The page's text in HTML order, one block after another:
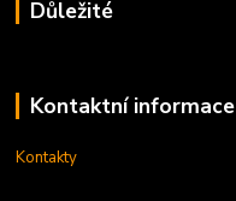
Důležité
Kontaktní informace
Kontakty